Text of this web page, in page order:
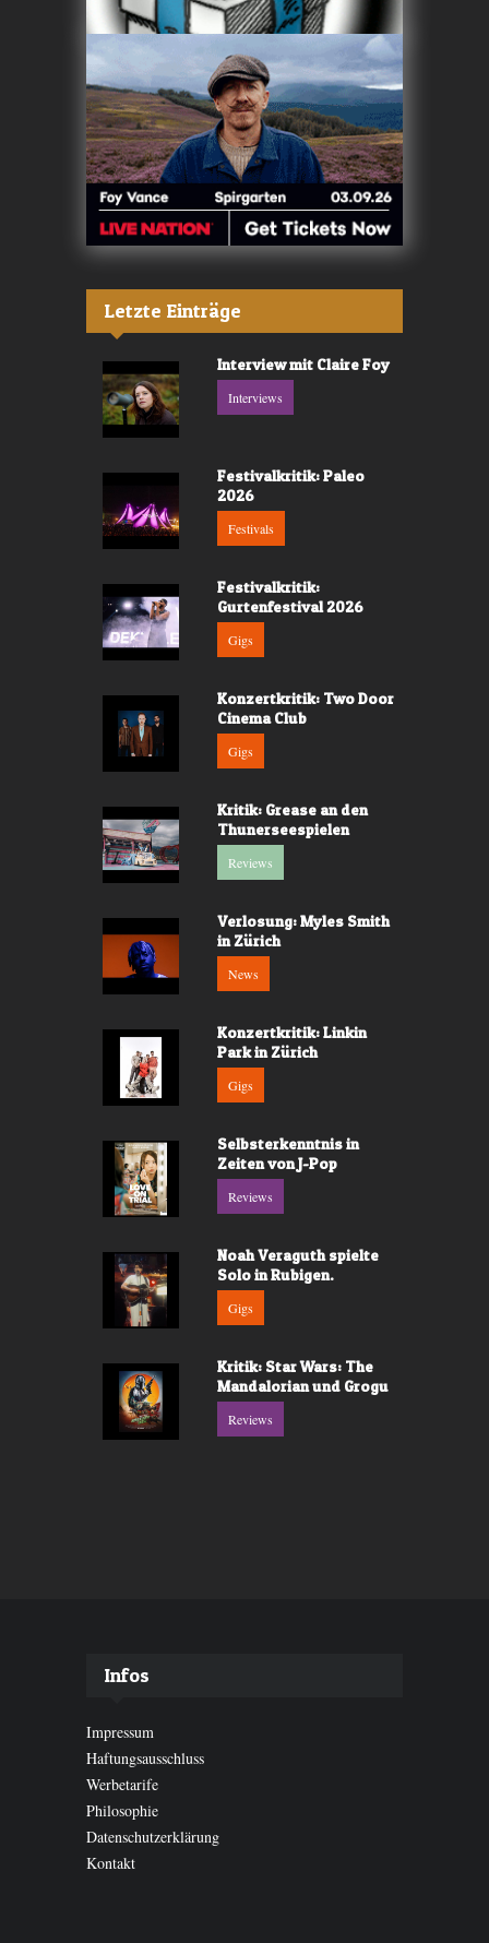
Letzte Einträge
Interview mit Claire Foy
Interviews
Festivalkritik: Paleo
2026
Festivals
Festivalkritik:
Gurtenfestival 2026
Gigs
Konzertkritik: Two Door
Cinema Club
Gigs
Kritik: Grease an den
Thunerseespielen
Reviews
Verlosung: Myles Smith
in Zürich
News
Konzertkritik: Linkin
Park in Zürich
Gigs
Selbsterkenntnis in
Zeiten von J-Pop
Reviews
Noah Veraguth spielte
Solo in Rubigen.
Gigs
Kritik: Star Wars: The
Mandalorian und Grogu
Reviews
Infos
Impressum
Haftungsausschluss
Werbetarife
Philosophie
Datenschutzerklärung
Kontakt